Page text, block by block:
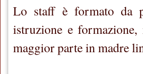
Lo staff è formato da
istruzione e
maggior parte in madre